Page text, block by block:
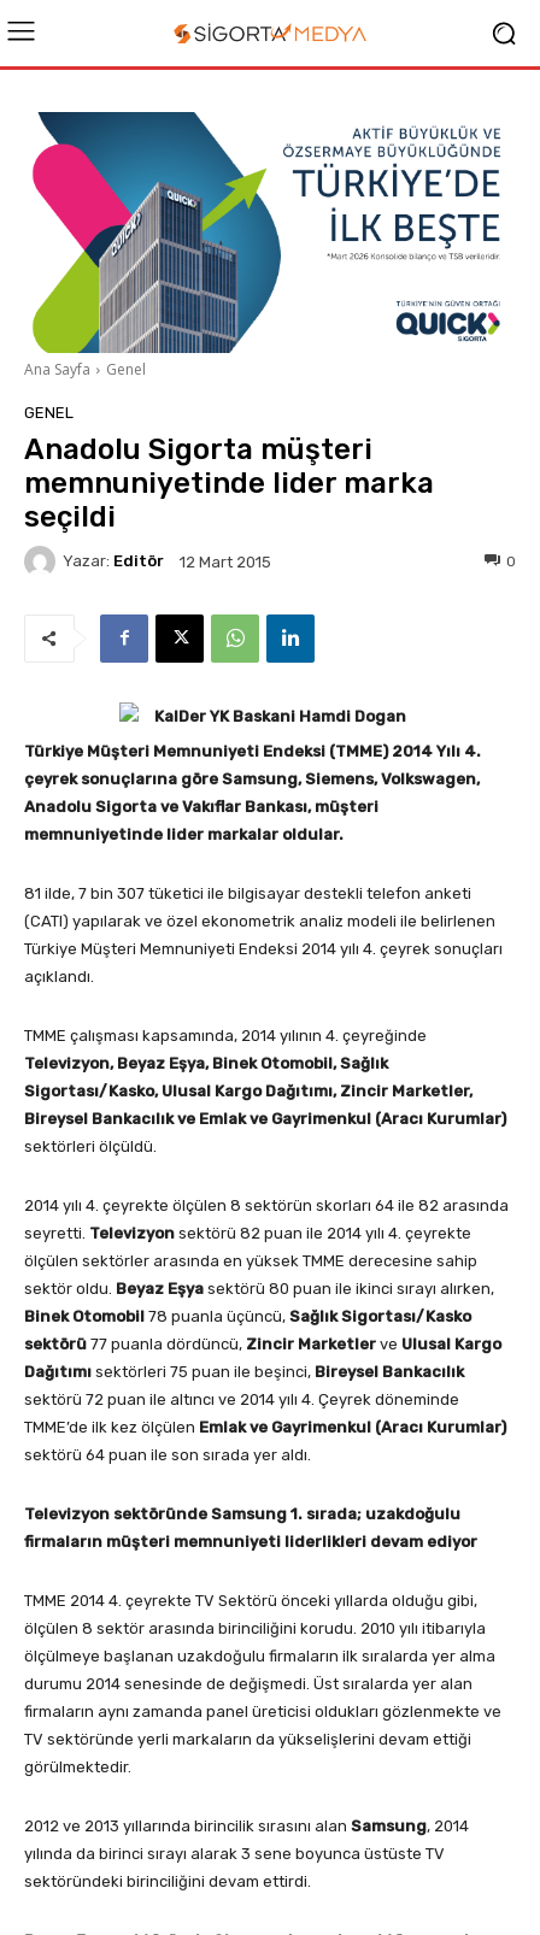
Ana Sayfa Genel
GENEL
Anadolu Sigorta müşteri
memnuniyetinde lider marka
seçildi
Yazar: Editör 12 Mart 2015 0
Türkiye Müşteri Memnuniyeti Endeksi (TMME) 2014 Yılı 4.
çeyrek sonuçlarına göre Samsung, Siemens, Volkswagen,
Anadolu Sigorta ve Vakıflar Bankası, müşteri
memnuniyetinde lider markalar oldular.
81 ilde, 7 bin 307 tüketici ile bilgisayar destekli telefon anketi
(CATI) yapılarak ve özel ekonometrik analiz modeli ile belirlenen
Türkiye Müşteri Memnuniyeti Endeksi 2014 yılı 4. çeyrek sonuçları
açıklandı.
TMME çalışması kapsamında, 2014 yılının 4. çeyreğinde
Televizyon, Beyaz Eşya, Binek Otomobil, Sağlık
Sigortası/Kasko, Ulusal Kargo Dağıtımı, Zincir Marketler,
Bireysel Bankacılık ve Emlak ve Gayrimenkul (Aracı Kurumlar)
sektörleri ölçüldü.
2014 yılı 4. çeyrekte ölçülen 8 sektörün skorları 64 ile 82 arasında
seyretti. Televizyon sektörü 82 puan ile 2014 yılı 4. çeyrekte
ölçülen sektörler arasında en yüksek TMME derecesine sahip
sektör oldu. Beyaz Eşya sektörü 80 puan ile ikinci sırayı alırken,
Binek Otomobil 78 puanla üçüncü, Sağlık Sigortası/Kasko
sektörü 77 puanla dördüncü, Zincir Marketler ve Ulusal Kargo
Dağıtımı sektörleri 75 puan ile beşinci, Bireysel Bankacılık
sektörü 72 puan ile altıncı ve 2014 yılı 4. Çeyrek döneminde
TMME’de ilk kez ölçülen Emlak ve Gayrimenkul (Aracı Kurumlar)
sektörü 64 puan ile son sırada yer aldı.
Televizyon sektöründe Samsung 1. sırada; uzakdoğulu
firmaların müşteri memnuniyeti liderlikleri devam ediyor
TMME 2014 4. çeyrekte TV Sektörü önceki yıllarda olduğu gibi,
ölçülen 8 sektör arasında birinciliğini korudu. 2010 yılı itibarıyla
ölçülmeye başlanan uzakdoğulu firmaların ilk sıralarda yer alma
durumu 2014 senesinde de değişmedi. Üst sıralarda yer alan
firmaların aynı zamanda panel üreticisi oldukları gözlenmekte ve
TV sektöründe yerli markaların da yükselişlerini devam ettiği
görülmektedir.
2012 ve 2013 yıllarında birincilik sırasını alan Samsung, 2014
yılında da birinci sırayı alarak 3 sene boyunca üstüste TV
sektöründeki birinciliğini devam ettirdi.